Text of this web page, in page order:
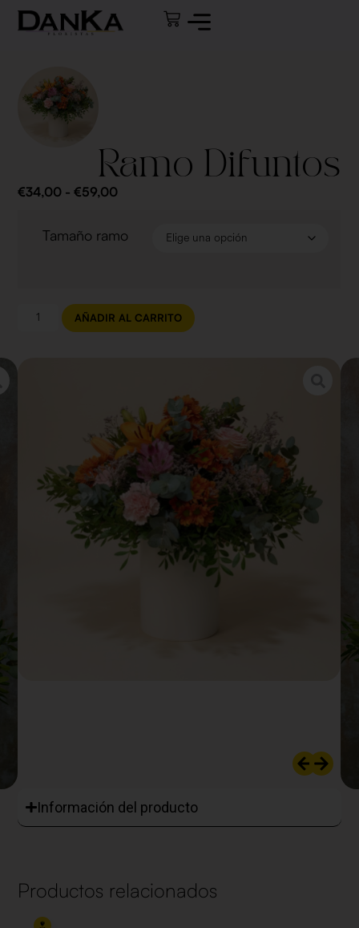
Ramo Difuntos
€34,00 - €59,00
Tamaño ramo
AÑADIR AL CARRITO
Información del producto
Productos relacionados